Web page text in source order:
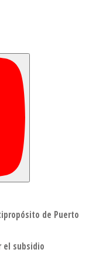
de Puerto
el subsidio